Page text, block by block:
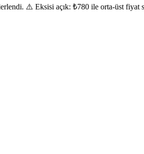
⚠️ Eksisi açık: ₺780 ile orta-üst fiyat